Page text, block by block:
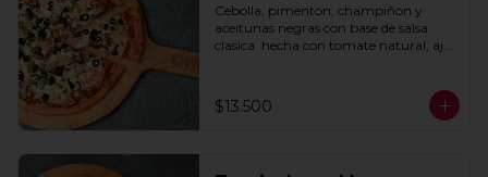
Cebolla, pimenton, champiñon y
aceitunas negras con base de salsa
clasica  hecha con tomate natural, ajo,
$13.500